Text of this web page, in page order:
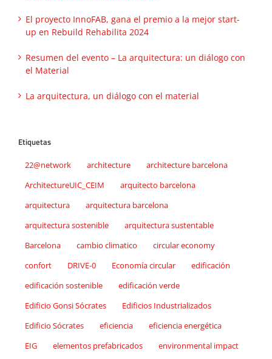
El proyecto InnoFAB, gana el premio a la mejor start-
up en Rebuild Rehabilita 2024
Resumen del evento – La arquitectura: un diálogo con
el Material
La arquitectura, un diálogo con el material
Etiquetas
22@network architecture
architecture barcelona
ArchitectureUIC_CEIM
arquitecto barcelona
arquitectura
arquitectura barcelona
arquitectura sostenible
arquitectura sustentable
Barcelona
cambio climatico
circular economy
confort
DRIVE-0 Economía circular
edificación
edificación sostenible
edificación verde
Edificio Gonsi Sócrates
Edificios Industrializados
Edificio Sócrates
eficiencia
eficiencia energética
EIG
elementos prefabricados
environmental impact